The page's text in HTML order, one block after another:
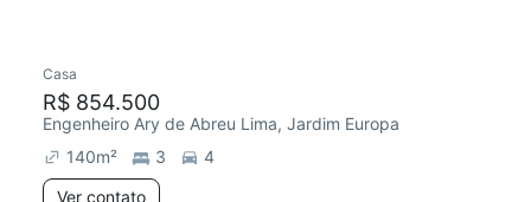
Casa
R$ 854.500
Engenheiro Ary de Abreu Lima, Jardim Europa
140m² 3
4
Ver contato